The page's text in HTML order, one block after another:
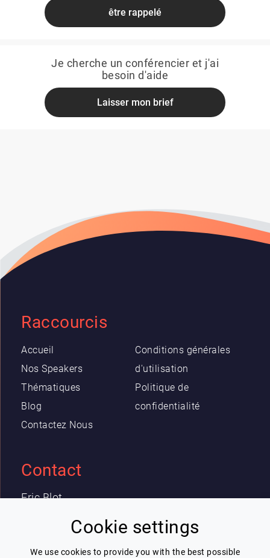
Cookie settings
We use cookies to provide you with the best possible
être rappelé
Je cherche un conférencier et j'ai
besoin d'aide
Laisser mon brief
Raccourcis
Accueil
Nos Speakers
Thématiques
Blog
Contactez Nous
Conditions générales
d'utilisation
Politique de
confidentialité
Contact
Eric Blot